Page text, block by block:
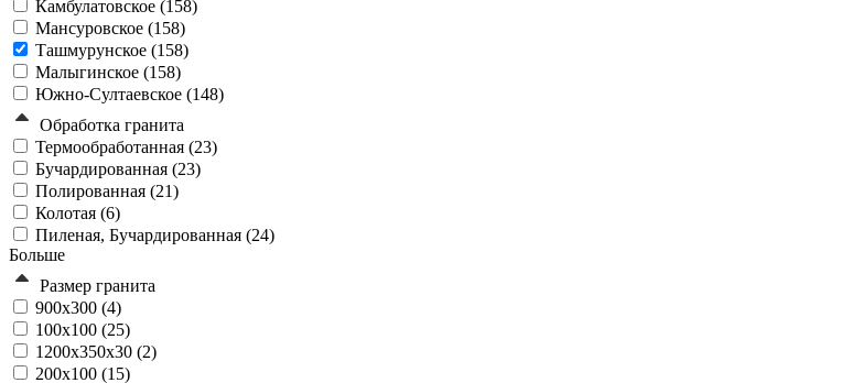
Камбулатовское (158)
Мансуровское (158)
Ташмурунское (158)
Малыгинское (158)
Южно-Султаевское (148)
Обработка гранита
Термообработанная (23)
Бучардированная (23)
Полированная (21)
Колотая (6)
Пиленая, Бучардированная (24)
Больше
Размер гранита
900х300 (4)
100х100 (25)
1200x350x30 (2)
200х100 (15)